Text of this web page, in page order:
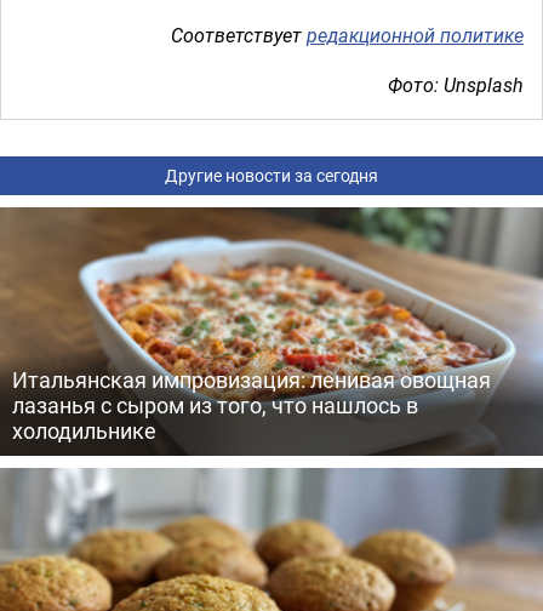
Соответствуетредакционной политике
Фото: Unsplash
Другие новости за сегодня
Итальянская импровизация: ленивая овощная
лазанья с сыром из того, что нашлось в
холодильнике